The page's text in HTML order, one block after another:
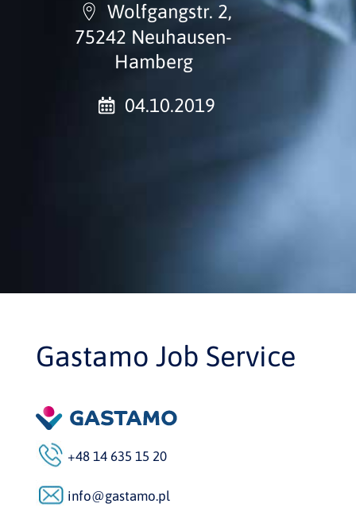
Wolfgangstr. 2,
75242 Neuhausen-
Hamberg
04.10.2019
Gastamo Job Service
+48 14 635 15 20
info@gastamo.pl